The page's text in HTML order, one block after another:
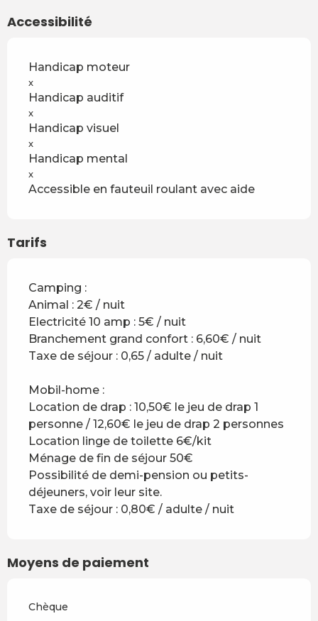
Accessibilité
Handicap moteur
x
Handicap auditif
x
Handicap visuel
x
Handicap mental
x
Accessible en fauteuil roulant avec aide
Tarifs
Camping :
Animal : 2€ / nuit
Electricité 10 amp : 5€ / nuit
Branchement grand confort : 6,60€ / nuit
Taxe de séjour : 0,65 / adulte / nuit
Mobil-home :
Location de drap : 10,50€ le jeu de drap 1
personne / 12,60€ le jeu de drap 2 personnes
Location linge de toilette 6€/kit
Ménage de fin de séjour 50€
Possibilité de demi-pension ou petits-
déjeuners, voir leur site.
Taxe de séjour : 0,80€ / adulte / nuit
Moyens de paiement
Chèque